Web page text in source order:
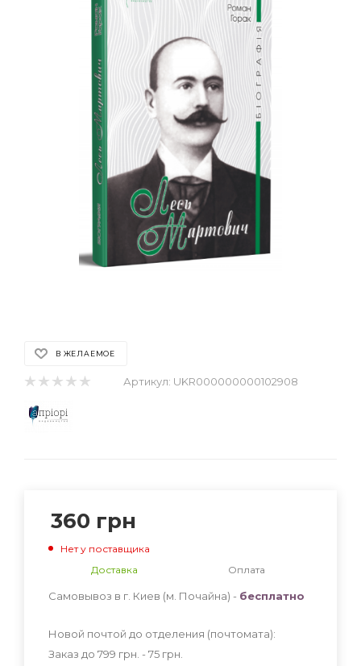
В ЖЕЛАЕМОЕ
Артикул: UKR000000000102908
360 грн
Нет у поставщика
Доставка
Оплата
Самовывоз в г. Киев (м. Почайна) - бесплатно
Новой почтой до отделения (почтомата):
Заказ до 799 грн. - 75 грн